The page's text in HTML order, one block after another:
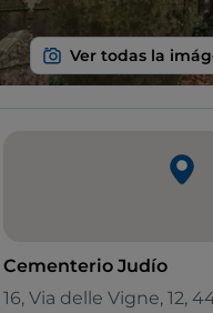
Cementerio Judío
16, Via delle Vigne, 12,